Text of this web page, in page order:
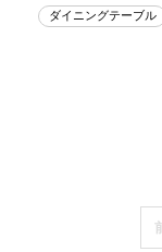
ダイニングテーブル